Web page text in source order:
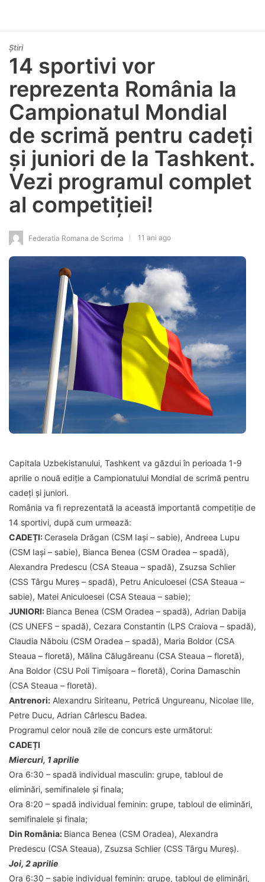
Știri
14 sportivi vor
reprezenta România la
Campionatul Mondial
de scrimă pentru cadeți
și juniori de la Tashkent.
Vezi programul complet
al competiției!
Federatia Romana de Scrima 11 ani ago
Capitala Uzbekistanului, Tashkent va găzdui în perioada 1-9
aprilie o nouă ediție a Campionatului Mondial de scrimă pentru
cadeți și juniori.
România va fi reprezentată la această importantă competiție de
14 sportivi, după cum urmează:
CADEȚI: Cerasela Drăgan (CSM Iași – sabie), Andreea Lupu
(CSM Iași – sabie), Bianca Benea (CSM Oradea – spadă),
Alexandra Predescu (CSA Steaua – spadă), Zsuzsa Schlier
(CSS Târgu Mureș – spadă), Petru Aniculoesei (CSA Steaua –
sabie), Matei Aniculoesei (CSA Steaua – sabie);
JUNIORI: Bianca Benea (CSM Oradea – spadă), Adrian Dabija
(CS UNEFS – spadă), Cezara Constantin (LPS Craiova – spadă),
Claudia Năboiu (CSM Oradea – spadă), Maria Boldor (CSA
Steaua – floretă), Mălina Călugăreanu (CSA Steaua – floretă),
Ana Boldor (CSU Poli Timișoara – floretă), Corina Damaschin
(CSA Steaua – floretă).
Antrenori: Alexandru Siriteanu, Petrică Ungureanu, Nicolae Ille,
Petre Ducu, Adrian Cârlescu Badea.
Programul celor nouă zile de concurs este următorul:
CADEȚI
Miercuri, 1 aprilie
Ora 6:30 – spadă individual masculin: grupe, tabloul de
eliminări, semifinalele și finala;
Ora 8:20 – spadă individual feminin: grupe, tabloul de eliminări,
semifinalele și finala;
Din România: Bianca Benea (CSM Oradea), Alexandra
Predescu (CSA Steaua), Zsuzsa Schlier (CSS Târgu Mureș).
Joi, 2 aprilie
Ora 6:30 – sabie individual feminin: grupe, tabloul de eliminări,